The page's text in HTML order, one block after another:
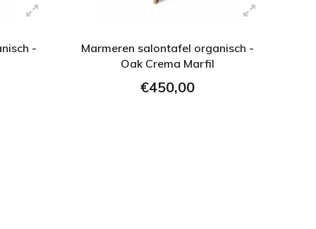
-
Marmeren salontafel organisch -
Oak Crema Marfil
€450,00